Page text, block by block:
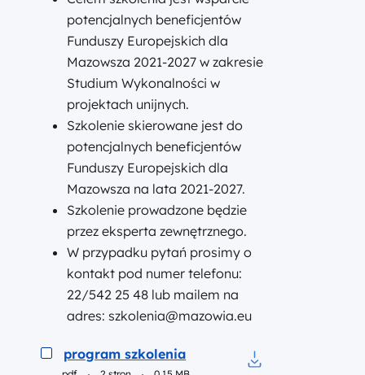
potencjalnych beneficjentów
Funduszy Europejskich dla
Mazowsza 2021-2027 w zakresie
Studium Wykonalności w
projektach unijnych.
Szkolenie skierowane jest do
potencjalnych beneficjentów
Funduszy Europejskich dla
Mazowsza na lata 2021-2027.
Szkolenie prowadzone będzie
przez eksperta zewnętrznego.
W przypadku pytań prosimy o
kontakt pod numer telefonu:
22/542 25 48 lub mailem na
adres: szkolenia@mazowia.eu
Podgląd
program szkolenia